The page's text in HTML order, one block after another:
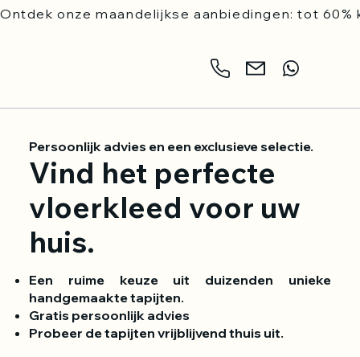
Ontdek onze maandelijkse aanbiedingen: tot
Persoonlijk advies en een exclusieve selectie.
Vind het perfecte
vloerkleed voor uw
huis.
Een ruime keuze uit duizenden unieke
handgemaakte tapijten.
Gratis persoonlijk advies
Probeer de tapijten vrijblijvend thuis uit.